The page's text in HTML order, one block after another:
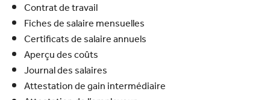
Contrat de travail
Fiches de salaire mensuelles
Certificats de salaire annuels
Aperçu des coûts
Journal des salaires
Attestation de gain intermédiaire